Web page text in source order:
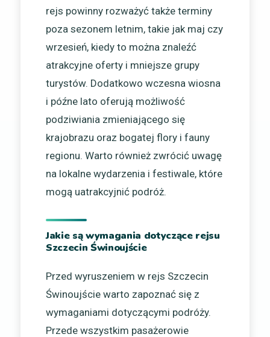
rejs powinny rozważyć także terminy
poza sezonem letnim, takie jak maj czy
wrzesień, kiedy to można znaleźć
atrakcyjne oferty i mniejsze grupy
turystów. Dodatkowo wczesna wiosna
i późne lato oferują możliwość
podziwiania zmieniającego się
krajobrazu oraz bogatej flory i fauny
regionu. Warto również zwrócić uwagę
na lokalne wydarzenia i festiwale, które
mogą uatrakcyjnić podróż.
Jakie są wymagania dotyczące rejsu
Szczecin Świnoujście
Przed wyruszeniem w rejs Szczecin
Świnoujście warto zapoznać się z
wymaganiami dotyczącymi podróży.
Przede wszystkim pasażerowie